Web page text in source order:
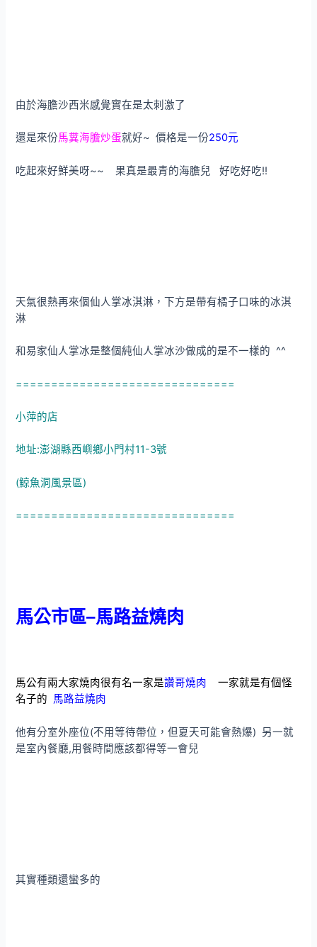
由於海膽沙西米感覺實在是太刺激了
還是來份馬糞海膽炒蛋就好~ 價格是一份250元
吃起來好鮮美呀~~ 果真是最青的海膽兒 好吃好吃!!
天氣很熱再來個仙人掌冰淇淋，下方是帶有橘子口味的冰淇
淋
和易家仙人掌冰是整個純仙人掌冰沙做成的是不一樣的 ^^
===============================
小萍的店
地址:澎湖縣西嶼鄉小門村11-3號
(鯨魚洞風景區)
===============================
馬公市區–馬路益燒肉
馬公有兩大家燒肉很有名一家是讚哥燒肉 一家就是有個怪
名子的 馬路益燒肉
他有分室外座位(不用等待帶位，但夏天可能會熱爆) 另一就
是室內餐廳,用餐時間應該都得等一會兒
其實種類還蠻多的